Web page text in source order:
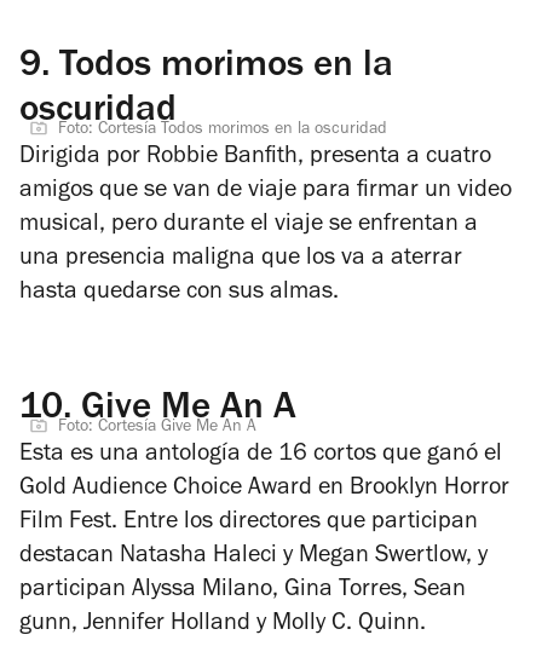
9. Todos morimos en la
oscuridad
Foto: Cortesía Todos morimos en la oscuridad
Dirigida por Robbie Banfith, presenta a cuatro
amigos que se van de viaje para firmar un video
musical, pero durante el viaje se enfrentan a
una presencia maligna que los va a aterrar
hasta quedarse con sus almas.
10.Give Me An A
Foto: Cortesía Give Me An A
Esta es una antología de 16 cortos que ganó el
Gold Audience Choice Award en Brooklyn Horror
Film Fest. Entre los directores que participan
destacan Natasha Haleci y Megan Swertlow, y
participan Alyssa Milano, Gina Torres, Sean
gunn, Jennifer Holland y Molly C. Quinn.